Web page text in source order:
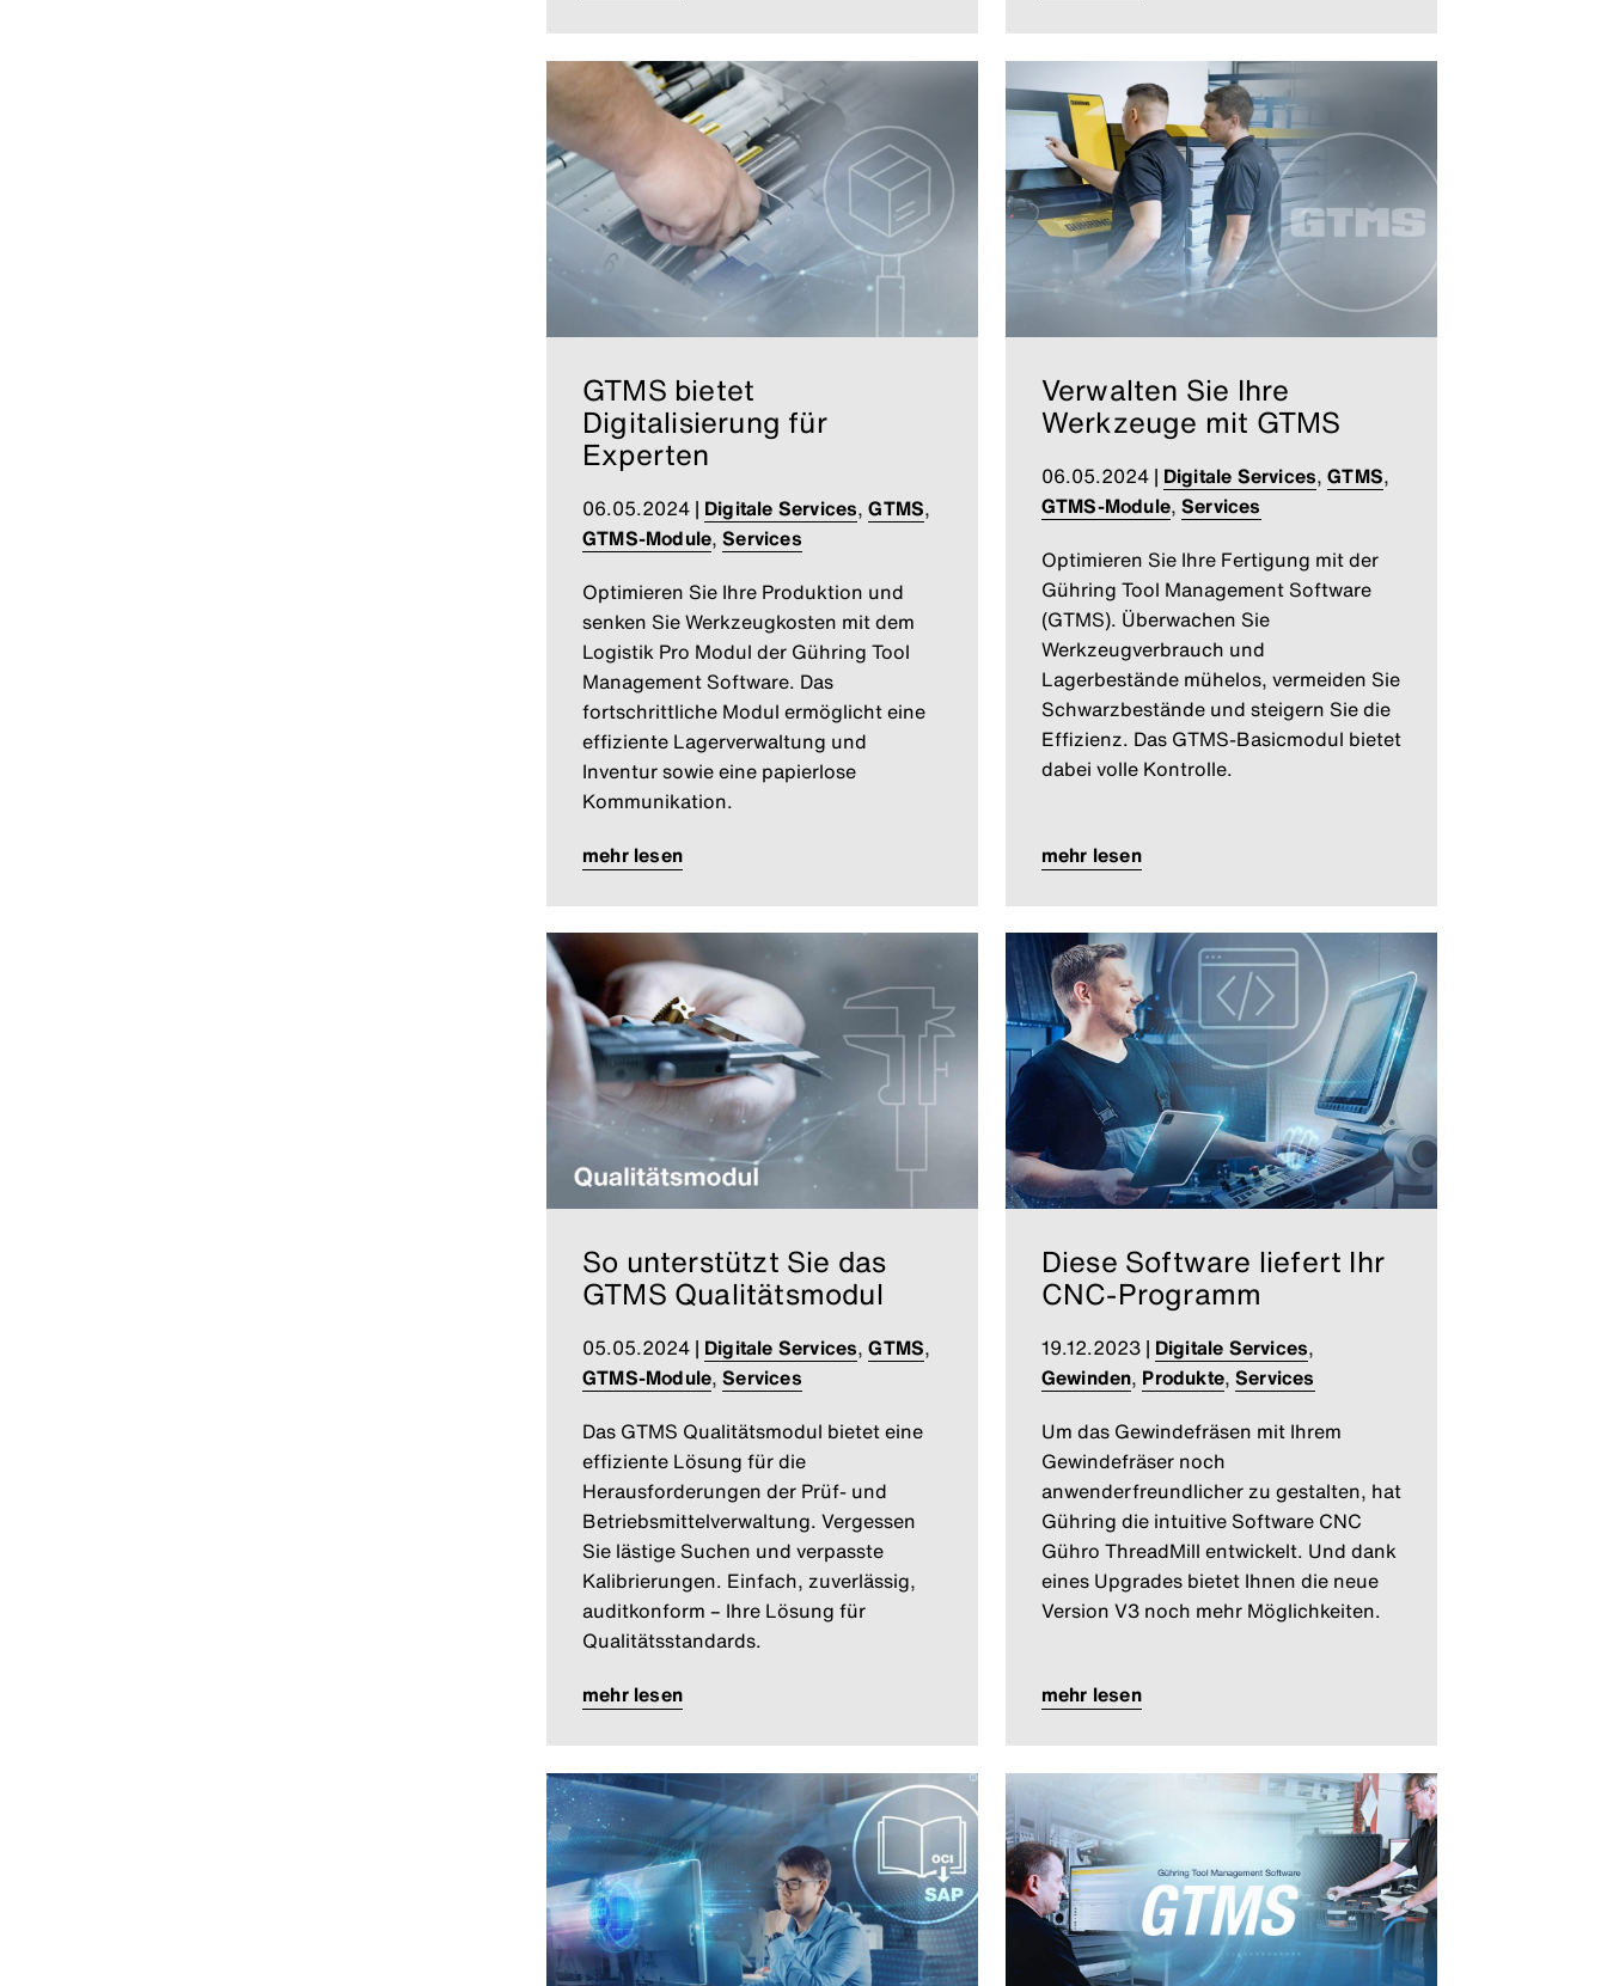
GTMS bietet
Digitalisierung für
Experten
06.05.2024| Digitale Services,GTMS,
GTMS-Module,Services
Optimieren Sie Ihre Produktion und
senken Sie Werkzeugkosten mit dem
Logistik Pro Modul der Gühring Tool
Management Software. Das
fortschrittliche Modul ermöglicht eine
effiziente Lagerverwaltung und
Inventur sowie eine papierlose
Kommunikation.
mehr lesen
Verwalten Sie Ihre
Werkzeuge mit GTMS
06.05.2024| Digitale Services,GTMS,
GTMS-Module, Services
Optimieren Sie Ihre Fertigung mit der
Gühring Tool Management Software
(GTMS). Überwachen Sie
Werkzeugverbrauch und
Lagerbestände mühelos, vermeiden Sie
Schwarzbestände und steigern Sie die
Effizienz. Das GTMS-Basicmodul bietet
dabei volle Kontrolle.
mehr lesen
So unterstützt Sie das
GTMS Qualitätsmodul
05.05.2024| Digitale Services,GTMS,
GTMS-Module,Services
Das GTMS Qualitätsmodul bietet eine
effiziente Lösung für die
Herausforderungen der Prüf- und
Betriebsmittelverwaltung. Vergessen
Sie lästige Suchen und verpasste
Kalibrierungen. Einfach, zuverlässig,
auditkonform – Ihre Lösung für
Qualitätsstandards.
mehr lesen
Diese Software liefert Ihr
CNC-Programm
19.12.2023| Digitale Services,
Gewinden, Produkte,Services
Um das Gewindefräsen mit Ihrem
Gewindefräser noch
anwenderfreundlicher zu gestalten, hat
Gühring die intuitive Software CNC
Gühro ThreadMill entwickelt. Und dank
eines Upgrades bietet Ihnen die neue
Version V3 noch mehr Möglichkeiten.
mehr lesen